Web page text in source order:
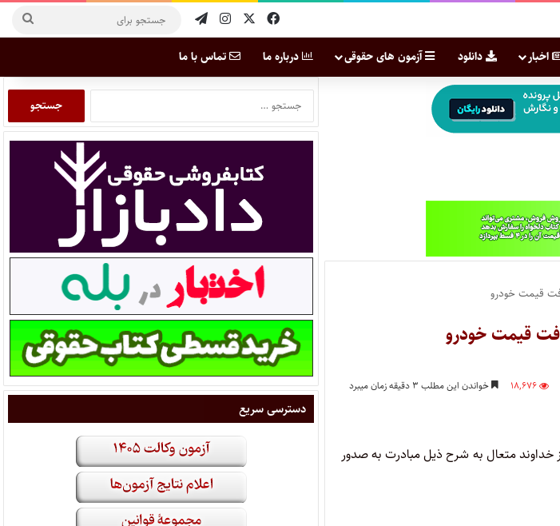
اخبار دانلود آزمون های حقوقی درباره ما تماس با ما
قیمت خودرو
قیمت خودرو
۱۸,۶۷۶ خواندن این مطلب ۳ دقیقه زمان میبرد
خداوند متعال به شرح ذیل مبادرت به صدور
دسترسی سریع